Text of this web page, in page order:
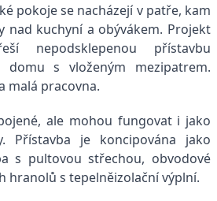
pokoje se nacházejí v patře, kam
nad kuchyní a obývákem. Projekt
nepodsklepenou přístavbu
s vloženým mezipatrem.
malá pracovna.
ale mohou fungovat i jako
Přístavba je koncipována jako
s pultovou střechou, obvodové
hranolů s tepelněizolační výplní.